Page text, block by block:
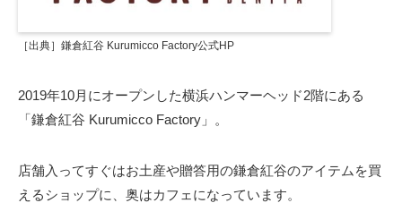
［出典］鎌倉紅谷 Kurumicco Factory公式HP
2019年10月にオープンした横浜ハンマーヘッド2階にある
「鎌倉紅谷 Kurumicco Factory」。
店舗入ってすぐはお土産や贈答用の鎌倉紅谷のアイテムを買
えるショップに、奥はカフェになっています。